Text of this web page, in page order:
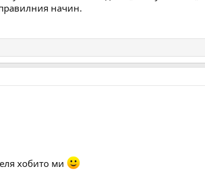
начин.
хобито ми